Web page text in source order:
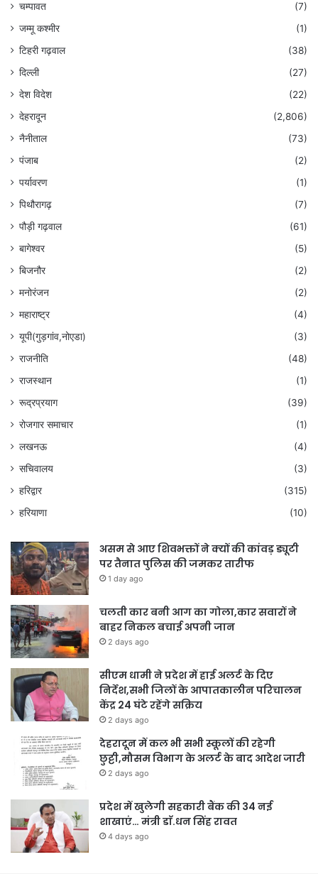
चम्पावत
(7)
जम्मू कश्मीर
(1)
टिहरी गढ़वाल
(38)
दिल्ली
(27)
देश विदेश
(22)
देहरादून
(2,806)
नैनीताल
(73)
पंजाब
(2)
पर्यावरण
(1)
पिथौरागढ़
(7)
पौड़ी गढ़वाल
(61)
बागेश्वर
(5)
बिजनौर
(2)
मनोरंजन
(2)
महाराष्ट्र
(4)
यूपी(गुड़गांव,नोएडा)
(3)
राजनीति
(48)
राजस्थान
(1)
रूद्रप्रयाग
(39)
रोजगार समाचार
(1)
लखनऊ
(4)
सचिवालय
(3)
हरिद्वार
(315)
हरियाणा
(10)
असम से आए शिवभक्तों ने क्यों की कांवड़ ड्यूटी
पर तैनात पुलिस की जमकर तारीफ
1 day ago
चलती कार बनी आग का गोला,कार सवारों ने
बाहर निकल बचाई अपनी जान
2 days ago
सीएम धामी ने प्रदेश में हाई अलर्ट के दिए
निर्देश,सभी जिलों के आपातकालीन परिचालन
केंद्र 24 घंटे रहेंगे सक्रिय
2 days ago
देहरादून में कल भी सभी स्कूलों की रहेगी
छुट्टी,मौसम विभाग के अलर्ट के बाद आदेश जारी
2 days ago
प्रदेश में खुलेगी सहकारी बैंक की 34 नई
शाखाएं… मंत्री डाॅ.धन सिंह रावत
4 days ago